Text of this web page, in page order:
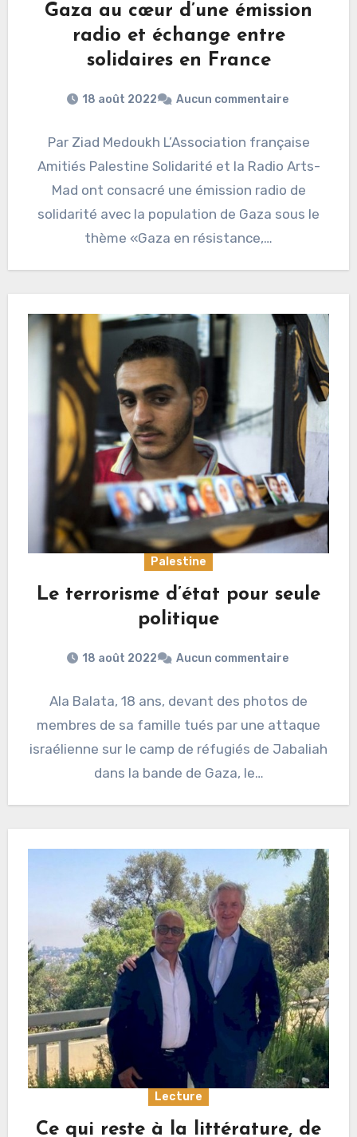
Gaza au cœur d’une émission
radio et échange entre
solidaires en France
18 août 2022 Aucun commentaire
Par Ziad Medoukh L’Association française
Amitiés Palestine Solidarité et la Radio Arts-
Mad ont consacré une émission radio de
solidarité avec la population de Gaza sous le
thème «Gaza en résistance,…
Palestine
Le terrorisme d’état pour seule
politique
18 août 2022 Aucun commentaire
Ala Balata, 18 ans, devant des photos de
membres de sa famille tués par une attaque
israélienne sur le camp de réfugiés de Jabaliah
dans la bande de Gaza, le…
Lecture
Ce qui reste à la littérature, de